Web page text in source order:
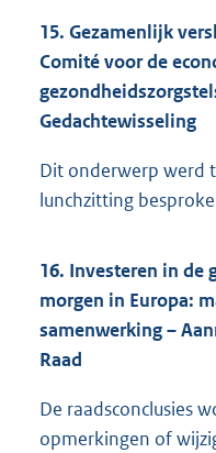
15. Gezamenlijk
Comité voor de
Gedachtewisseling
Dit onderwerp werd
lunchzitting
16. Investeren in de
morgen in Europa:
samenwerking –
Raad
De raadsconclusies
opmerkingen of